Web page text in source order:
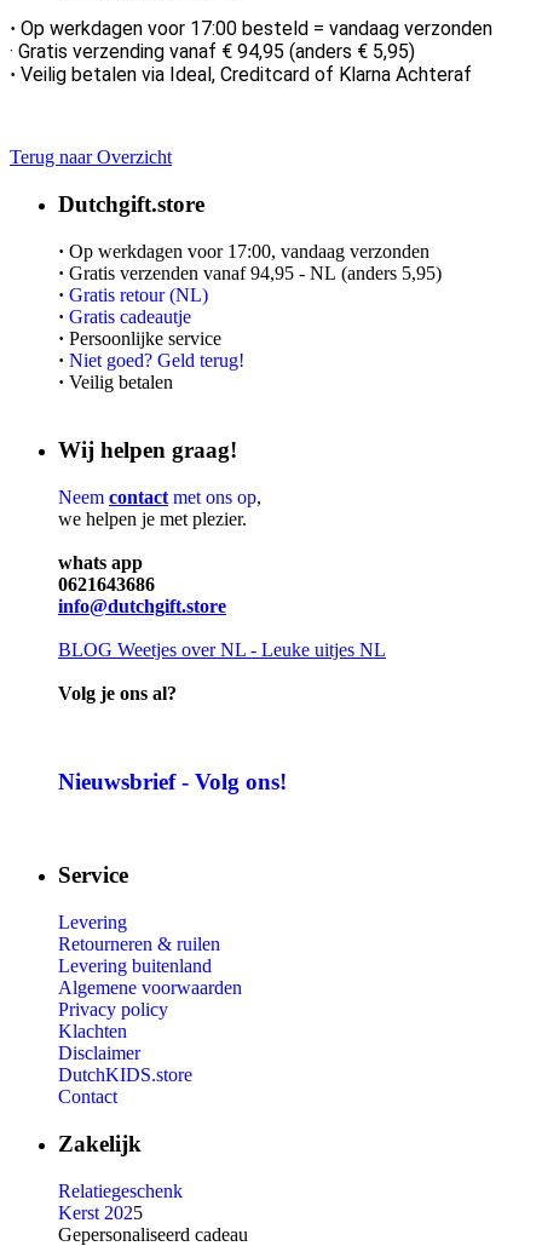
· Op werkdagen voor 17:00 besteld = vandaag verzonden
· Gratis verzending vanaf € 94,95 (anders € 5,95)
· Veilig betalen via Ideal, Creditcard of Klarna Achteraf
Terug naar Overzicht
Dutchgift.store
· Op werkdagen voor 17:00, vandaag verzonden
· Gratis verzenden vanaf 94,95 - NL (anders 5,95)
· Gratis retour (NL)
· Gratis cadeautje
· Persoonlijke service
· Niet goed? Geld terug!
· Veilig betalen
Wij helpen graag!
Neem contact met ons op,
we helpen je met plezier.
whats app
0621643686
info@dutchgift.store
BLOG Weetjes over NL - Leuke uitjes NL
Volg je ons al?
Nieuwsbrief - Volg ons!
Service
Levering
Retourneren & ruilen
Levering buitenland
Algemene voorwaarden
Privacy policy
Klachten
Disclaimer
DutchKIDS.store
Contact
Zakelijk
Relatiegeschenk
Kerst 2025
Gepersonaliseerd cadeau